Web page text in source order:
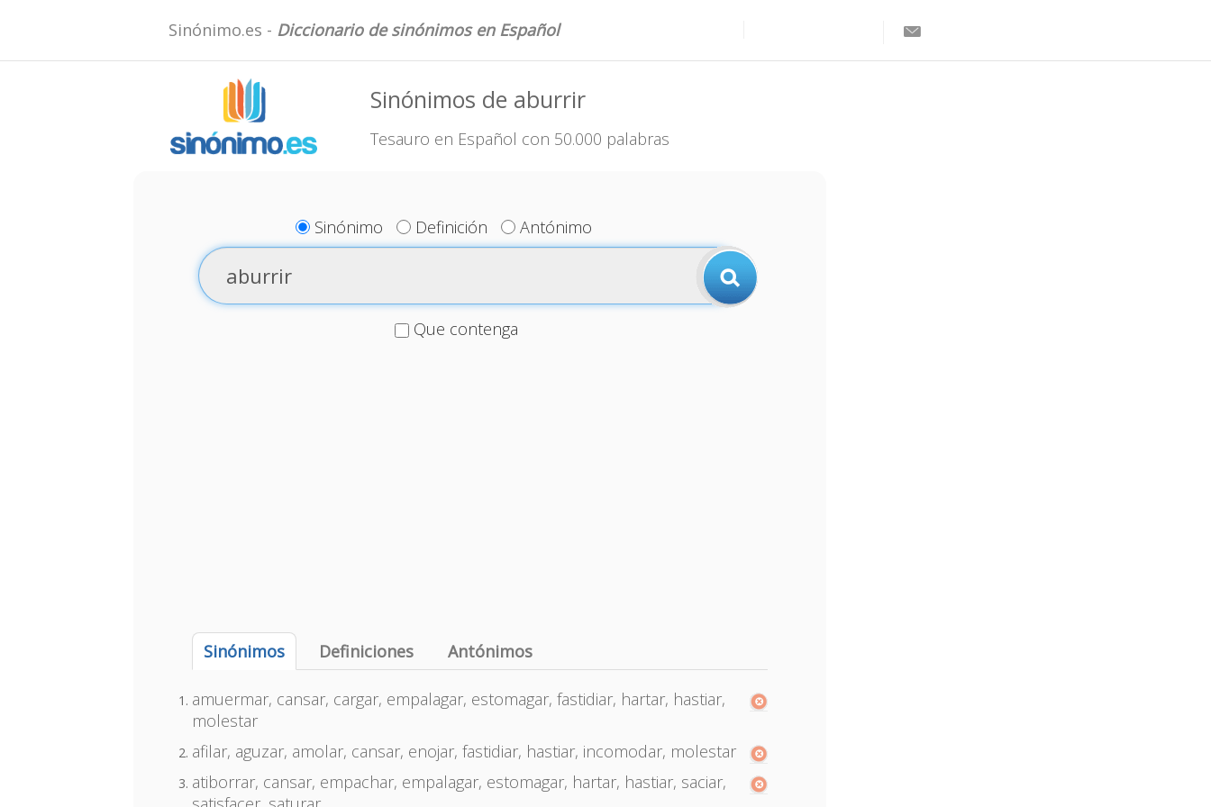
Sinónimo.es - Diccionario de sinónimos en Español
Sinónimos de aburrir
Tesauro en Español con 50.000 palabras
Sinónimo Definición Antónimo
Que contenga
Sinónimos Definiciones Antónimos
amuermar, cansar, cargar, empalagar, estomagar, fastidiar, hartar, hastiar,
molestar
afilar, aguzar, amolar, cansar, enojar, fastidiar, hastiar, incomodar, molestar
atiborrar, cansar, empachar, empalagar, estomagar, hartar, hastiar, saciar,